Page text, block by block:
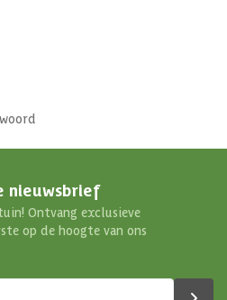
nieuwsbrief
Ontvang exclusieve
op de hoogte van ons